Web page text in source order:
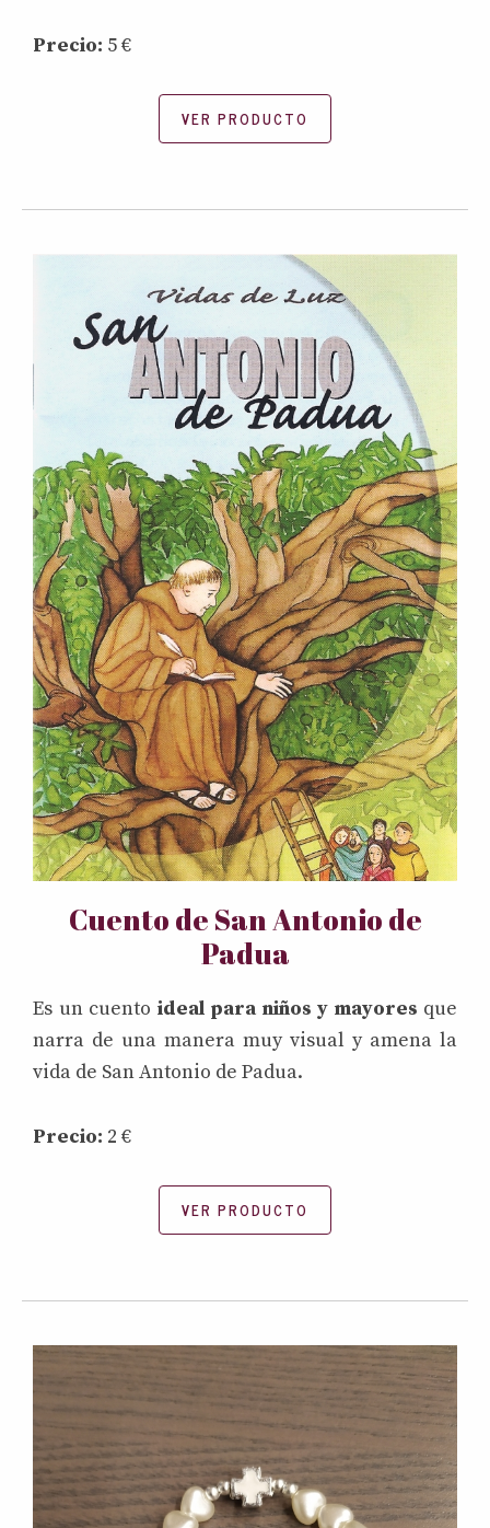
Precio: 5 €
VER PRODUCTO
Cuento de San Antonio de
Padua
Es un cuento ideal para niños y mayores que
narra de una manera muy visual y amena la
vida de San Antonio de Padua.
Precio: 2 €
VER PRODUCTO